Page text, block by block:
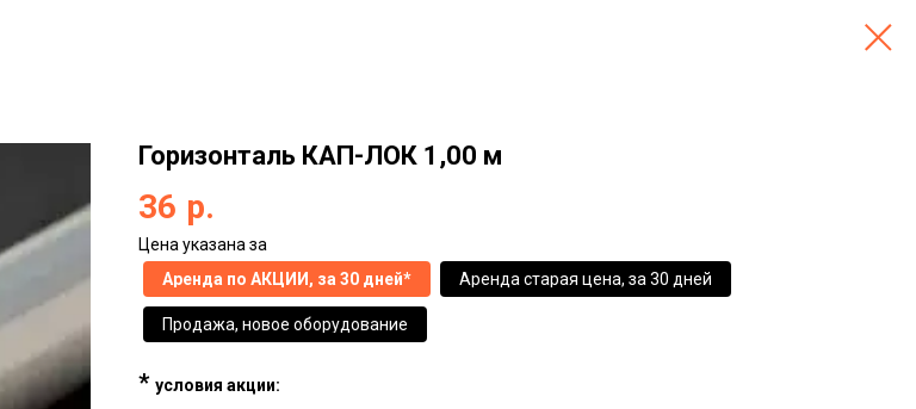
Горизонталь КАП-ЛОК 1,00 м
36 р.
Цена указана за
Аренда по АКЦИИ, за 30 дней*
Аренда старая цена, за 30 дней
Продажа, новое оборудование
* условия акции: